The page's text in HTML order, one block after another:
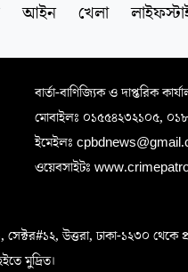
আইন খেলা
বার্তা-বাণিজ্যিক ও দাপ্তরিক
মোবাইলঃ ০১৫৫৪২৩২১০৫,
ইমেইলঃ
ওয়েবসাইটঃ
উত্তরা, ঢাকা-১২৩০ থেকে
মুদ্রিত।